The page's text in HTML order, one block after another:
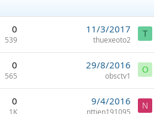
0
539
11/3/2017
thuexeoto2
T
0
565
29/8/2016
obsctv1
O
0
1K
9/4/2016
nttien191095
N